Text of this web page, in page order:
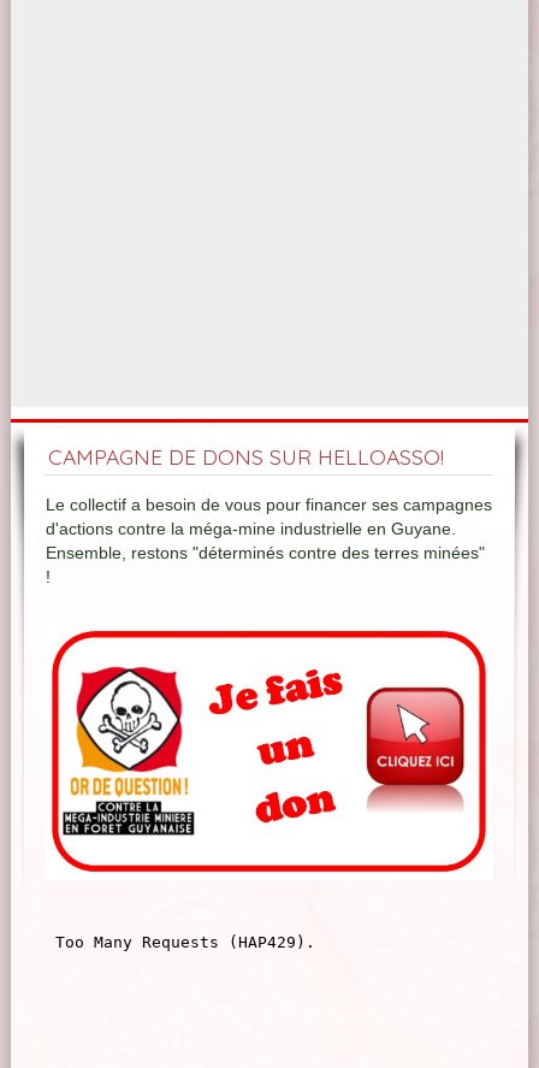
CAMPAGNE DE DONS SUR HELLOASSO!
Le collectif a besoin de vous pour financer ses campagnes
d'actions contre la méga-mine industrielle en Guyane.
Ensemble, restons "déterminés contre des terres minées"
!